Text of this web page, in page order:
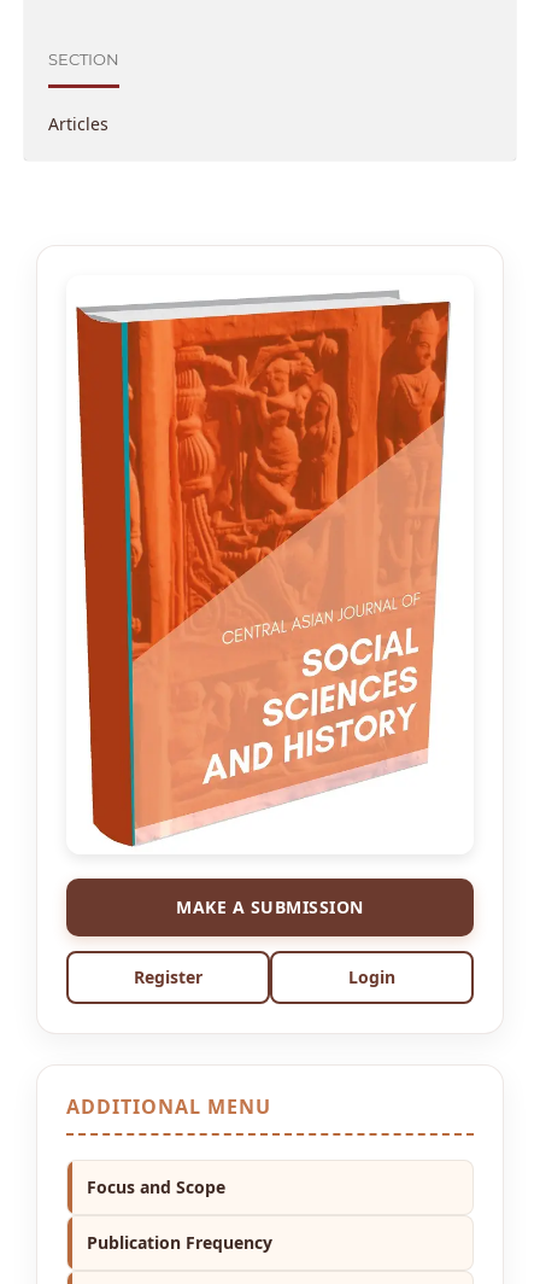
SECTION
Articles
MAKE A SUBMISSION
Register Login
ADDITIONAL MENU
Focus and Scope
Publication Frequency